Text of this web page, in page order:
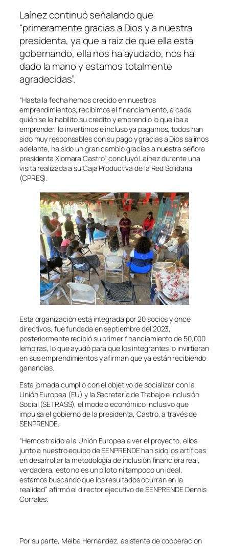
Laínez continuó señalando que
“primeramente gracias a Dios y a nuestra
presidenta, ya que a raíz de que ella está
gobernando, ella nos ha ayudado, nos ha
dado la mano y estamos totalmente
agradecidas”.
“Hasta la fecha hemos crecido en nuestros
emprendimientos, recibimos el financiamiento, a cada
quién se le habilitó su crédito y emprendió lo que iba a
emprender, lo invertimos e incluso ya pagamos, todos han
sido muy responsables con su pago y gracias a Dios salimos
adelante, ha sido un gran cambio gracias a nuestra señora
presidenta Xiomara Castro” concluyó Laínez durante una
visita realizada a su Caja Productiva de la Red Solidaria
(CPRES).
Esta organización está integrada por 20 socios y once
directivos, fue fundada en septiembre del 2023,
posteriormente recibió su primer financiamiento de 50,000
lempiras, lo que ayudó para que los integrantes lo invirtieran
en sus emprendimientos y afirman que ya están recibiendo
ganancias.
Esta jornada cumplió con el objetivo de socializar con la
Unión Europea (EU) y la Secretaría de Trabajo e Inclusión
Social (SETRASS), el modelo económico inclusivo que
impulsa el gobierno de la presidenta, Castro, a través de
SENPRENDE.
“Hemos traído a la Unión Europea a ver el proyecto, ellos
junto a nuestro equipo de SENPRENDE han sido los artífices
en desarrollar la metodología de inclusión financiera real,
verdadera, esto no es un piloto ni tampoco un ideal,
estamos buscando que los resultados ocurran en la
realidad” afirmó el director ejecutivo de SENPRENDE Dennis
Corrales.
Por su parte, Melba Hernández, asistente de cooperación